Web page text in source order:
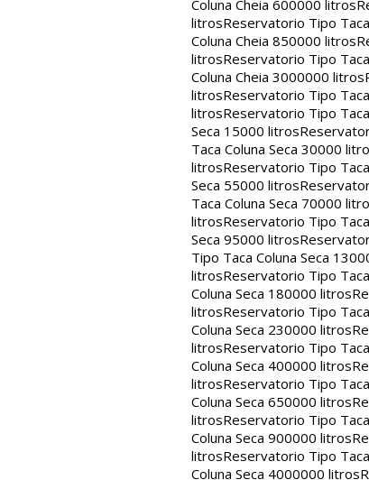
Coluna Cheia 600000 litros
litrosReservatorio Tipo
Coluna Cheia 850000 litros
litrosReservatorio Tipo
Coluna Cheia 3000000 litros
litrosReservatorio Tipo
litrosReservatorio Tipo
Seca 15000 litros
Taca Coluna Seca 30000
litrosReservatorio Tipo
Seca 55000 litros
Taca Coluna Seca 70000
litrosReservatorio Tipo
Seca 95000 litros
Tipo Taca Coluna Seca
litrosReservatorio Tipo
Coluna Seca 180000 litros
litrosReservatorio Tipo
Coluna Seca 230000 litros
litrosReservatorio Tipo
Coluna Seca 400000 litros
litrosReservatorio Tipo
Coluna Seca 650000 litros
litrosReservatorio Tipo
Coluna Seca 900000 litros
litrosReservatorio Tipo
Coluna Seca 4000000 litros